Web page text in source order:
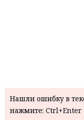
Нашли ошибку в
нажмите: Ctrl+Enter